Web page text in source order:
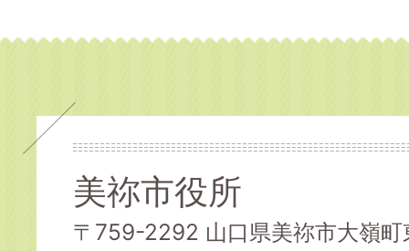
美祢市役所
〒759-2292 山口県美祢市大嶺